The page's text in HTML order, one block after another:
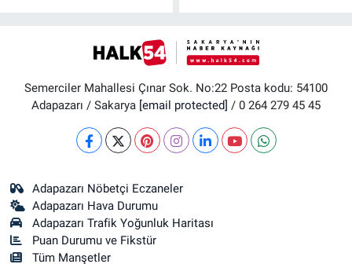
Semerciler Mahallesi Çınar Sok. No:22 Posta kodu: 54100
Adapazarı / Sakarya [email protected] / 0 264 279 45 45
Adapazarı Nöbetçi Eczaneler
Adapazarı Hava Durumu
Adapazarı Trafik Yoğunluk Haritası
Puan Durumu ve Fikstür
Tüm Manşetler